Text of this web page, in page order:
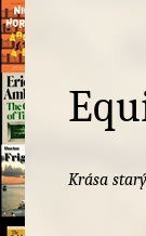
Krása